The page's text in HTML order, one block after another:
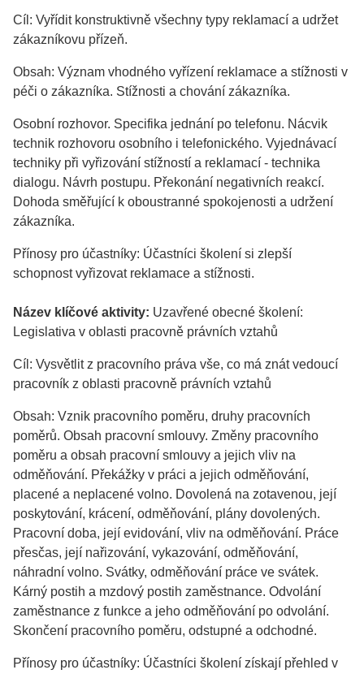
Cíl: Vyřídit konstruktivně všechny typy reklamací a udržet
zákazníkovu přízeň.
Obsah: Význam vhodného vyřízení reklamace a stížnosti v
péči o zákazníka. Stížnosti a chování zákazníka.
Osobní rozhovor. Specifika jednání po telefonu. Nácvik
technik rozhovoru osobního i telefonického. Vyjednávací
techniky při vyřizování stížností a reklamací - technika
dialogu. Návrh postupu. Překonání negativních reakcí.
Dohoda směřující k oboustranné spokojenosti a udržení
zákazníka.
Přínosy pro účastníky: Účastníci školení si zlepší
schopnost vyřizovat reklamace a stížnosti.
Název klíčové aktivity: Uzavřené obecné školení:
Legislativa v oblasti pracovně právních vztahů
Cíl: Vysvětlit z pracovního práva vše, co má znát vedoucí
pracovník z oblasti pracovně právních vztahů
Obsah: Vznik pracovního poměru, druhy pracovních
poměrů. Obsah pracovní smlouvy. Změny pracovního
poměru a obsah pracovní smlouvy a jejich vliv na
odměňování. Překážky v práci a jejich odměňování,
placené a neplacené volno. Dovolená na zotavenou, její
poskytování, krácení, odměňování, plány dovolených.
Pracovní doba, její evidování, vliv na odměňování. Práce
přesčas, její nařizování, vykazování, odměňování,
náhradní volno. Svátky, odměňování práce ve svátek.
Kárný postih a mzdový postih zaměstnance. Odvolání
zaměstnance z funkce a jeho odměňování po odvolání.
Skončení pracovního poměru, odstupné a odchodné.
Přínosy pro účastníky: Účastníci školení získají přehled v